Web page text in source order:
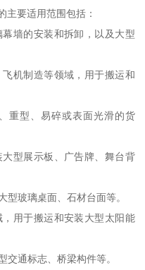
主要适用范围包括：
墙的安装和拆卸，以及大型
机制造等领域，用于搬运和
重型、易碎或表面光滑的货
型展示板、广告牌、舞台背
型玻璃桌面、石材台面等。
用于搬运和安装大型太阳能
交通标志、桥梁构件等。